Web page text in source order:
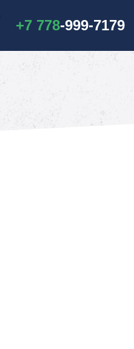
+7 778-999-7179